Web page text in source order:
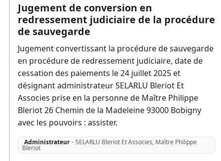
Jugement de conversion en
redressement judiciaire de la procédure
de sauvegarde
Jugement convertissant la procédure de sauvegarde
en procédure de redressement judiciaire, date de
cessation des paiements le 24 juillet 2025 et
désignant administrateur SELARLU Bleriot Et
Associes prise en la personne de Maître Philippe
Bleriot 26 Chemin de la Madeleine 93000 Bobigny
avec les pouvoirs : assister.
Administrateur - SELARLU Bleriot Et Associes, Maître Philippe
Bleriot